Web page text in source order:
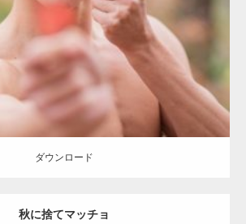
とマッチョ2 kaichanAKIHITO(細マッチョ)
ード
ダウンロード
秋に捨てマッチョ